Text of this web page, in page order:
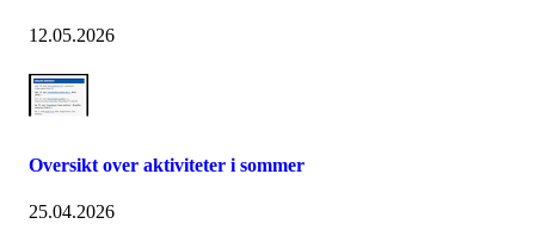
12.05.2026
Oversikt over aktiviteter i sommer
25.04.2026